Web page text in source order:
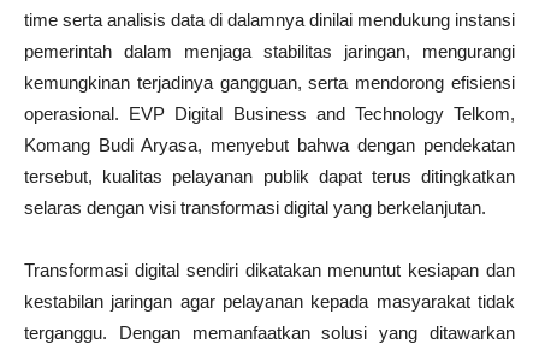
time serta analisis data di dalamnya dinilai mendukung instansi
pemerintah dalam menjaga stabilitas jaringan, mengurangi
kemungkinan terjadinya gangguan, serta mendorong efisiensi
operasional. EVP Digital Business and Technology Telkom,
Komang Budi Aryasa, menyebut bahwa dengan pendekatan
tersebut, kualitas pelayanan publik dapat terus ditingkatkan
selaras dengan visi transformasi digital yang berkelanjutan.
Transformasi digital sendiri dikatakan menuntut kesiapan dan
kestabilan jaringan agar pelayanan kepada masyarakat tidak
terganggu. Dengan memanfaatkan solusi yang ditawarkan